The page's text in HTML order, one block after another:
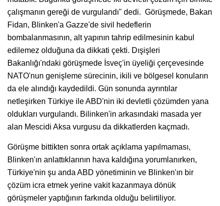
çalışmanın gereği de vurgulandı" dedi. Görüşmede, Bakan
Fidan, Blinken'a Gazze'de sivil hedeflerin
bombalanmasının, alt yapının tahrip edilmesinin kabul
edilemez olduğuna da dikkati çekti. Dışişleri
Bakanlığı'ndaki görüşmede İsveç'in üyeliği çerçevesinde
NATO'nun genişleme sürecinin, ikili ve bölgesel konuların
da ele alındığı kaydedildi. Gün sonunda ayrıntılar
netleşirken Türkiye ile ABD'nin iki devletli çözümden yana
oldukları vurgulandı. Bilinken'in arkasındaki masada yer
alan Mescidi Aksa vurgusu da dikkatlerden kaçmadı.
Görüşme bittikten sonra ortak açıklama yapılmaması,
Blinken'ın anlattıklarının hava kaldığına yorumlanırken,
Türkiye'nin şu anda ABD yönetiminin ve Blinken'ın bir
çözüm icra etmek yerine vakit kazanmaya dönük
görüşmeler yaptığının farkında olduğu belirtiliyor.